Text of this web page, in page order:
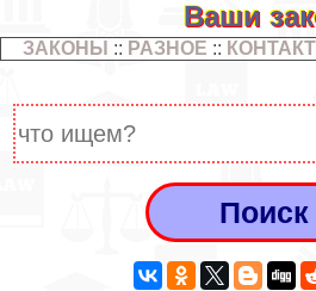
Ваши
ЗАКОНЫ :: РАЗНОЕ ::